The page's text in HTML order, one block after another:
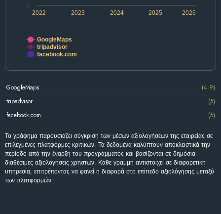
2022 2024 2026
2023 2025
1
GoogleMaps
tripadvisor
facebook.com
GoogleMaps
(4.9)
tripadvisor
(5)
facebook.com
(5)
Το γράφημα παρουσιάζει σύγκριση των μέσων αξιολογήσεων της εταιρείας σε
επιλεγμένες πλατφόρμες κριτικών. Τα δεδομένα καλύπτουν αποκλειστικά την
περίοδο από την έναρξη του προγράμματος και βασίζονται σε δημόσια
διαθέσιμες αξιολογήσεις χρηστών. Κάθε γραμμή αντιστοιχεί σε διαφορετική
υπηρεσία, επιτρέποντας να φανεί η διαφορά στο επίπεδο αξιολόγησης μεταξύ
των πλατφορμών.